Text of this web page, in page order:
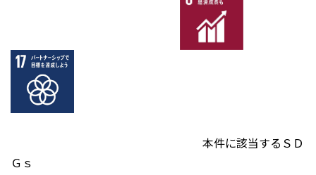
本件に該当するＳＤ
Ｇｓ